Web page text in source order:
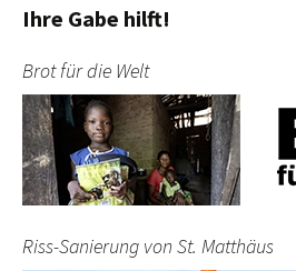
Ihre Gabe hilft!
Brot für die Welt
Riss-Sanierung von St. Matthäus